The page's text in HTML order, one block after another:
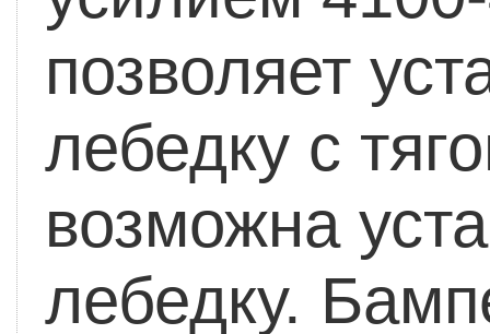
позволяет
лебедку с
возможна
лебедку.